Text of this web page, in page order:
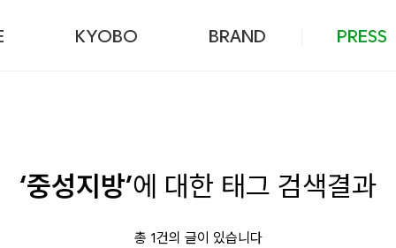
KYOBO BRAND PRESS
‘중성지방’에 대한 태그 검색결과
총 1건의 글이 있습니다